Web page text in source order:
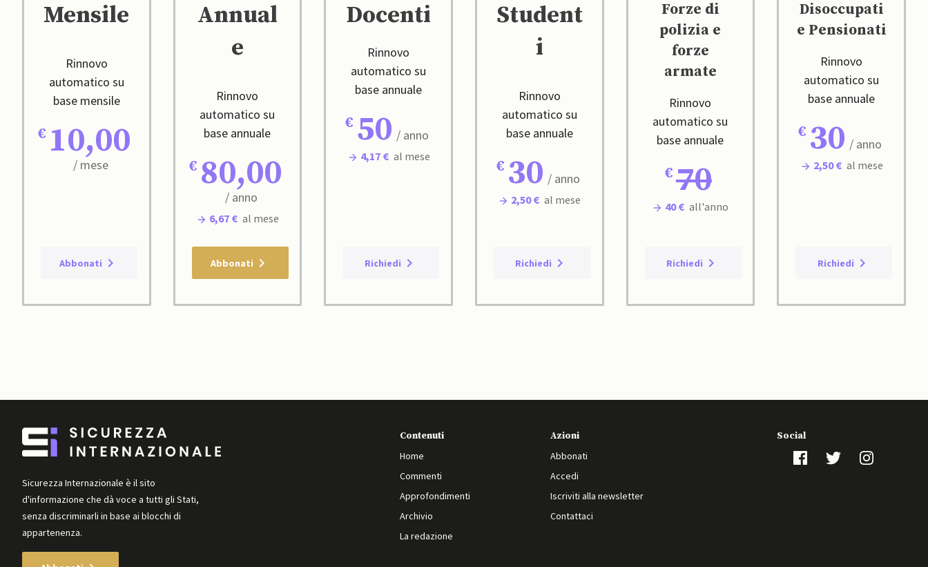
Mensile
Rinnovo
automatico su
base mensile
10,00
/ mese
Abbonati
Annual
e
Rinnovo
automatico su
base annuale
80,00
/ anno
6,67 € al mese
Abbonati
Docenti
Rinnovo
automatico su
base annuale
50 / anno
4,17 € al mese
Richiedi
Student
i
Rinnovo
automatico su
base annuale
30 / anno
2,50 € al mese
Richiedi
Forze di
polizia e
forze
armate
Rinnovo
automatico su
base annuale
70
40 € all'anno
Richiedi
Disoccupati
e Pensionati
Rinnovo
automatico su
base annuale
30 / anno
2,50 € al mese
Richiedi
Sicurezza Internazionale è il sito
d'informazione che dà voce a tutti gli Stati,
senza discriminarli in base ai blocchi di
appartenenza.
Contenuti
Home
Commenti
Approfondimenti
Archivio
La redazione
Azioni
Abbonati
Accedi
Iscriviti alla newsletter
Contattaci
Social